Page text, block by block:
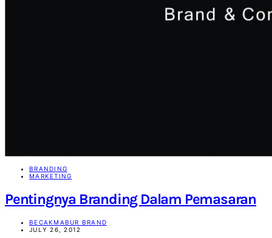
BRANDING
MARKETING
Pentingnya Branding Dalam Pemasaran
BECAKMABUR BRAND
JULY 26, 2012